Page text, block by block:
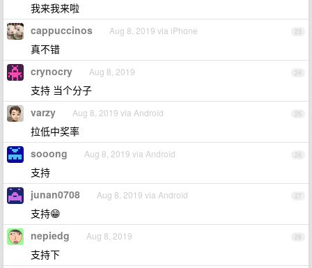
我来我来啦
23
cappuccinos Aug 8, 2019 via iPhone
真不错
24
crynocry Aug 8, 2019
支持 当个分子
25
varzy Aug 8, 2019 via Android
拉低中奖率
26
sooong Aug 8, 2019 via Android
支持
27
junan0708 Aug 8, 2019 via Android
支持😁
28
nepiedg Aug 8, 2019
支持下